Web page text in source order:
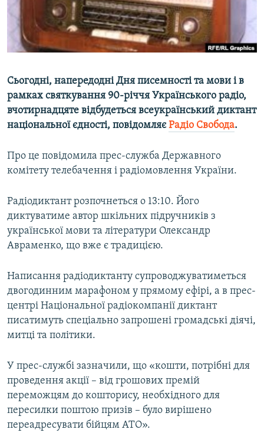
ВІДЕОУРОКИ «ELIFBE»
СВІДЧЕННЯ ОКУПАЦІЇ
УКРАЇНСЬКА ПРОБЛЕМА КРИМУ
Русский
Qırımtatar
Усі сайти RFE/RL
Сьогодні, напередодні Дня писемності та мови і в
рамках святкування 90-річчя Українського радіо,
вчотирнадцяте відбудеться всеукраїнський диктант
національної єдності, повідомляєРадіо Свобода.
Про це повідомила прес-служба Державного
комітету телебачення і радіомовлення України.
Радіодиктант розпочнеться о 13:10. Його
диктуватиме автор шкільних підручників з
української мови та літератури Олександр
Авраменко, що вже є традицією.
Написання радіодиктанту супроводжуватиметься
двогодинним марафоном у прямому ефірі, а в прес-
центрі Національної радіокомпанії диктант
писатимуть спеціально запрошені громадські діячі,
митці та політики.
У прес-службі зазначили, що «кошти, потрібні для
проведення акції – від грошових премій
переможцям до кошторису, необхідного для
пересилки поштою призів – було вирішено
переадресувати бійцям АТО».